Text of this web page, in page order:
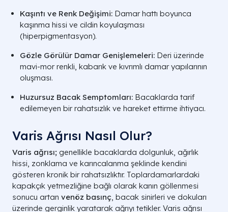
Kaşıntı ve Renk Değişimi: Damar hattı boyunca
kaşınma hissi ve cildin koyulaşması
(hiperpigmentasyon).
Gözle Görülür Damar Genişlemeleri: Deri üzerinde
mavi-mor renkli, kabarık ve kıvrımlı damar yapılarının
oluşması.
Huzursuz Bacak Semptomları: Bacaklarda tarif
edilemeyen bir rahatsızlık ve hareket ettirme ihtiyacı.
Varis Ağrısı Nasıl Olur?
Varis ağrısı; genellikle bacaklarda dolgunluk, ağırlık
hissi, zonklama ve karıncalanma şeklinde kendini
gösteren kronik bir rahatsızlıktır. Toplardamarlardaki
kapakçık yetmezliğine bağlı olarak kanın göllenmesi
sonucu artan venöz basınç, bacak sinirleri ve dokuları
üzerinde gerginlik yaratarak ağrıyı tetikler. Varis ağrısı